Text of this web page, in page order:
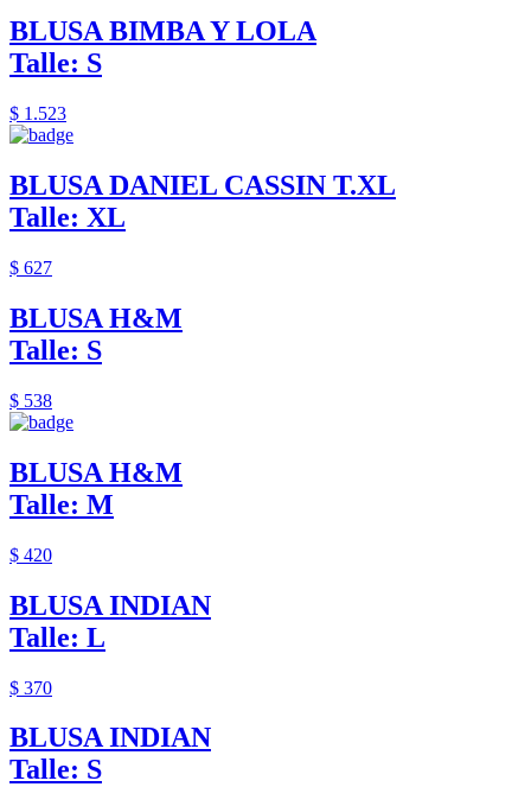
BLUSA BIMBA Y LOLA
Talle: S
$ 1.523
BLUSA DANIEL CASSIN T.XL
Talle: XL
$ 627
BLUSA H&M
Talle: S
$ 538
BLUSA H&M
Talle: M
$ 420
BLUSA INDIAN
Talle: L
$ 370
BLUSA INDIAN
Talle: S